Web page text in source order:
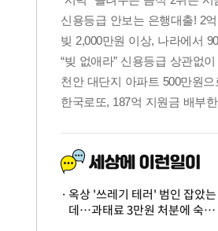
옥상 '쓰레기 테러' 범인 잡았는
데…과태료 3만원 처분에 숙박업